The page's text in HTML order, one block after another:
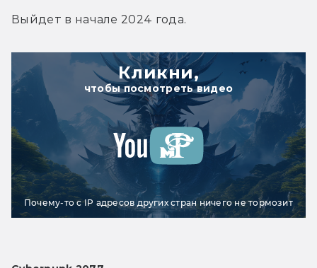
Выйдет в начале 2024 года.
Кликни,
чтобы посмотреть видео
Почему-то с IP адресов других стран ничего не тормозит